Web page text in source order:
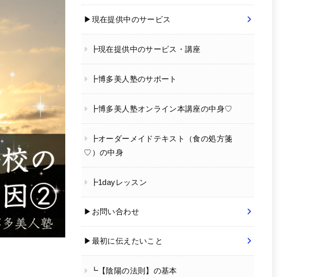
▶現在提供中のサービス
┣現在提供中のサービス・講座
┣博多美人塾のサポート
┣博多美人塾オンライン本講座の中身♡
┣オーダーメイドテキスト（食の処方箋
♡）の中身
┣1dayレッスン
▶お問い合わせ
▶最初に伝えたいこと
┗【陰陽の法則】の基本